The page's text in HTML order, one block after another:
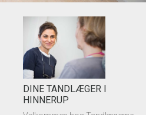
DINE TANDLÆGER I
HINNERUP